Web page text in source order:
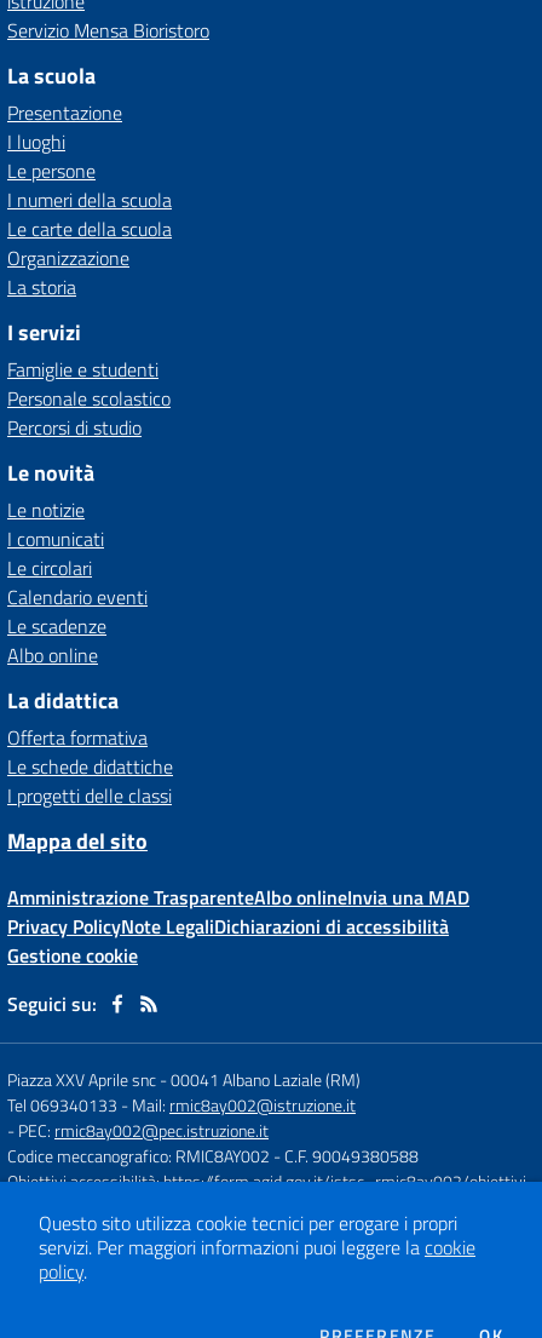
Servizio Mensa Bioristoro
La scuola
Presentazione
I luoghi
Le persone
I numeri della scuola
Le carte della scuola
Organizzazione
La storia
I servizi
Famiglie e studenti
Personale scolastico
Percorsi di studio
Le novità
Le notizie
I comunicati
Le circolari
Calendario eventi
Le scadenze
Albo online
La didattica
Offerta formativa
Le schede didattiche
I progetti delle classi
Mappa del sito
Amministrazione TrasparenteAlbo onlineInvia una MAD
Privacy PolicyNote LegaliDichiarazioni di accessibilità
Gestione cookie
Seguici su:
Piazza XXV Aprile snc-00041 Albano Laziale (RM)
Tel 069340133 - Mail: rmic8ay002@istruzione.it
- PEC: rmic8ay002@pec.istruzione.it
Codice meccanografico: RMIC8AY002 - C.F. 90049380588
Obiettivi accessibilità:https://form.agid.gov.it/istsc_rmic8ay002/obiettivi
Concept & Design by
Designers Italia
Questo sito utilizza cookie tecnici per erogare i propri
servizi. Per maggiori informazioni puoi leggere lacookie
policy.